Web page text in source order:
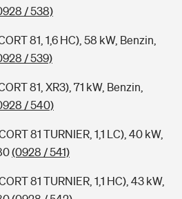
/ 538)
81, 1,6 HC), 58 kW, Benzin,
/ 539)
81, XR3), 71 kW, Benzin,
/ 540)
81 TURNIER, 1,1 LC), 40 kW,
(0928 / 541)
81 TURNIER, 1,1 HC), 43 kW,